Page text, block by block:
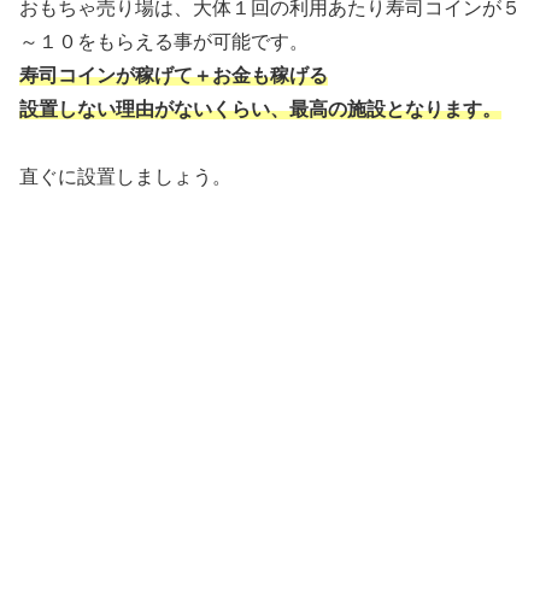
おもちゃ売り場は、大体１回の利用あたり寿司コインが５
～１０をもらえる事が可能です。
寿司コインが稼げて＋お金も稼げる
設置しない理由がないくらい、最高の施設となります。
直ぐに設置しましょう。